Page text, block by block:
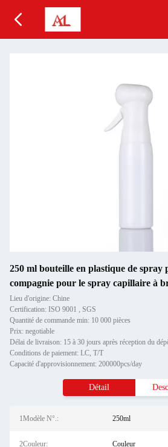
250 ml bouteille en plastique de spray
compagnie pour le spray capillaire à
Lieu d'origine: Chine
Certification: ISO 9001 , SGS
Quantité de commande min: 10 000 pièces
Prix: negotiable
Délai de livraison: 15 à 30 jours après réception du
Conditions de paiement: LC, T/T
Capacité d'approvisionnement: 200000pcs/day
Détail
1Modèle N°.: 250ml
2Couleur: Couleur